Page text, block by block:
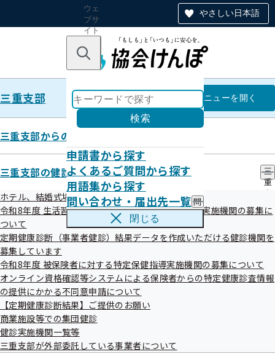
やさしい日本語
ウェ
ブサ
イト
のナ
ン
キーワードで探す
検索
申請書から探す
よくあるご質問から探す
用語集から探す
問い合わせ・届出先一覧 問
い
わ
届
出
閉じる
三重支部 三重支部
メニューを開く
三重支部からのお知らせ
三重支部の健診・保健指導のご案内
三
重
の
診
健
指
ホテル、結婚式場等での集団健診（女性限定）
令和8年度 生活習慣病予防健診及び人間ドック健診実施機関の募集に
ついて
定期健康診断（事業者健診）結果データを作成いただける健診機関を
募集しています
令和8年度 被保険者に対する特定保健指導実施機関の募集について
オンライン資格確認等システムによる保険者からの特定健康診査情報
の提供にかかる不同意申請について
【定期健康診断結果】ご提供のお願い
商業施設等での集団健診
健診実施機関一覧等
三重支部が外部委託している事業者について
調達情報
令和05年度（終了分）
終了分
一般競争入札